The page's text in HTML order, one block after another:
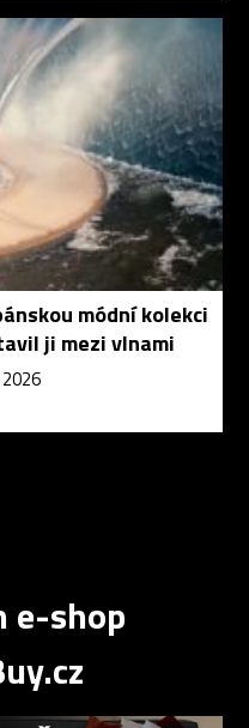
módní kolekci
ji mezi vlnami
e-shop